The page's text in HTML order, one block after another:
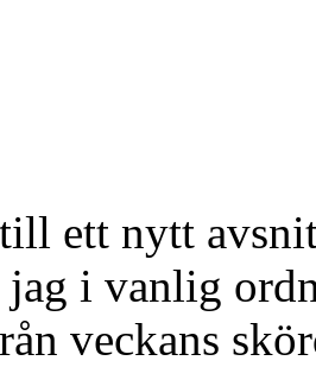
ett nytt
jag i vanlig
veckans